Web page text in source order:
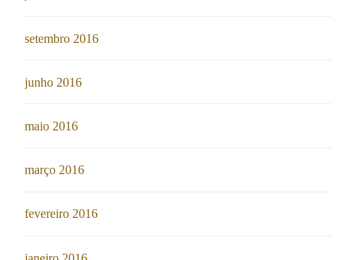
setembro 2016
junho 2016
maio 2016
março 2016
fevereiro 2016